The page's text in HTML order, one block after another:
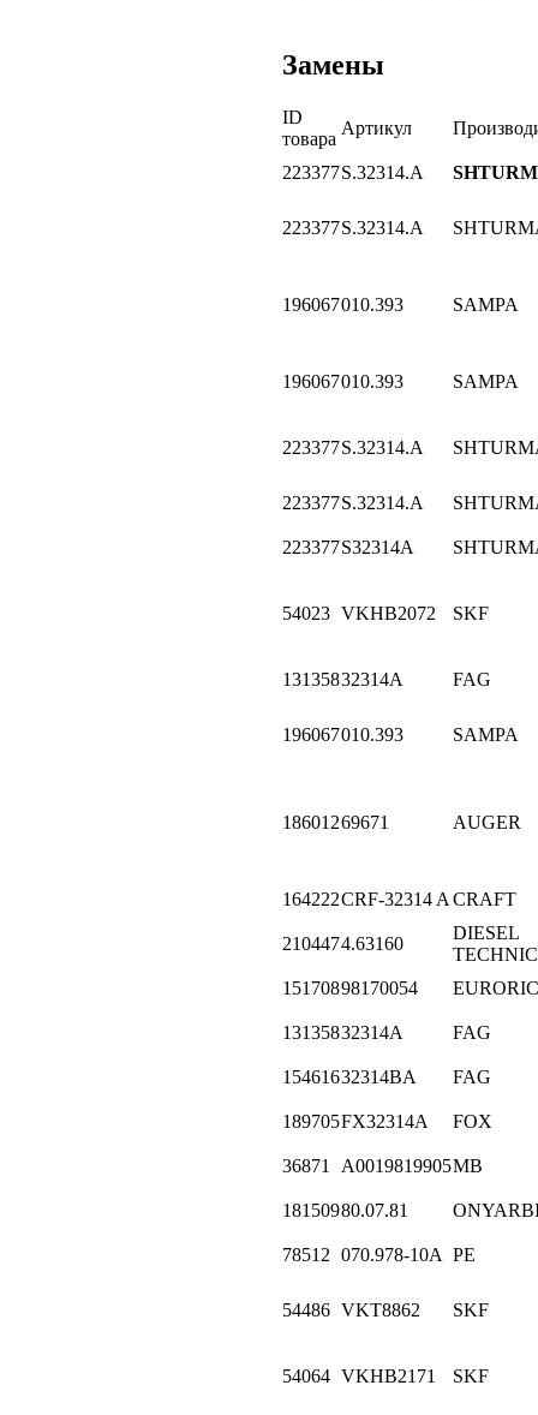
Замены
ID
товара
Артикул
223377S.32314.A
223377S.32314.A
196067010.393 SAMPA
196067010.393 SAMPA
223377S.32314.A
223377S.32314.A
223377S32314A
54023 VKHB2072 SKF
13135832314A FAG
196067010.393 SAMPA
18601269671 AUGER
164222CRF-32314 A CRAFT
2104474.63160
DIESEL
TECHNIC
15170898170054
13135832314A FAG
15461632314BA FAG
189705FX32314A FOX
36871 A0019819905MB
18150980.07.81
78512 070.978-10A PE
54486 VKT8862 SKF
54064 VKHB2171 SKF